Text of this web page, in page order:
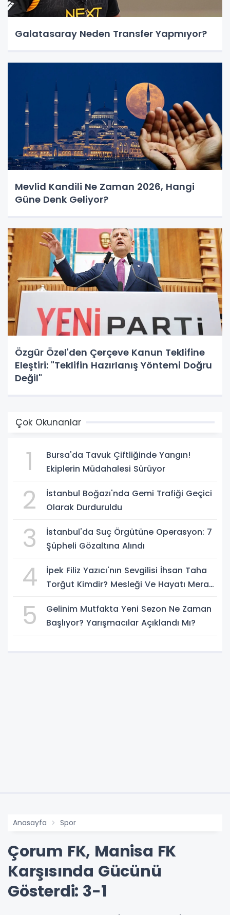
Galatasaray Neden Transfer Yapmıyor?
Mevlid Kandili Ne Zaman 2026, Hangi
Güne Denk Geliyor?
Özgür Özel'den Çerçeve Kanun Teklifine
Eleştiri: "Teklifin Hazırlanış Yöntemi Doğru
Değil"
Çok Okunanlar
1
Bursa'da Tavuk Çiftliğinde Yangın!
Ekiplerin Müdahalesi Sürüyor
2
İstanbul Boğazı'nda Gemi Trafiği Geçici
Olarak Durduruldu
3
İstanbul'da Suç Örgütüne Operasyon: 7
Şüpheli Gözaltına Alındı
4
İpek Filiz Yazıcı'nın Sevgilisi İhsan Taha
Torğut Kimdir? Mesleği Ve Hayatı Merak
5
Gelinim Mutfakta Yeni Sezon Ne Zaman
Başlıyor? Yarışmacılar Açıklandı Mı?
Anasayfa Spor
Çorum FK, Manisa FK
Karşısında Gücünü
Gösterdi: 3-1